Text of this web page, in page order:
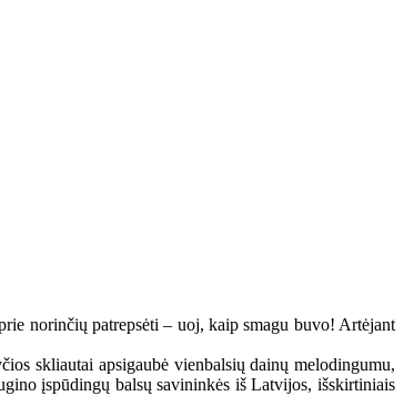
norinčių patrepsėti – uoj, kaip smagu buvo! Artėjant
skliautai apsigaubė vienbalsių dainų melodingumu,
įspūdingų balsų savininkės iš Latvijos, išskirtiniais